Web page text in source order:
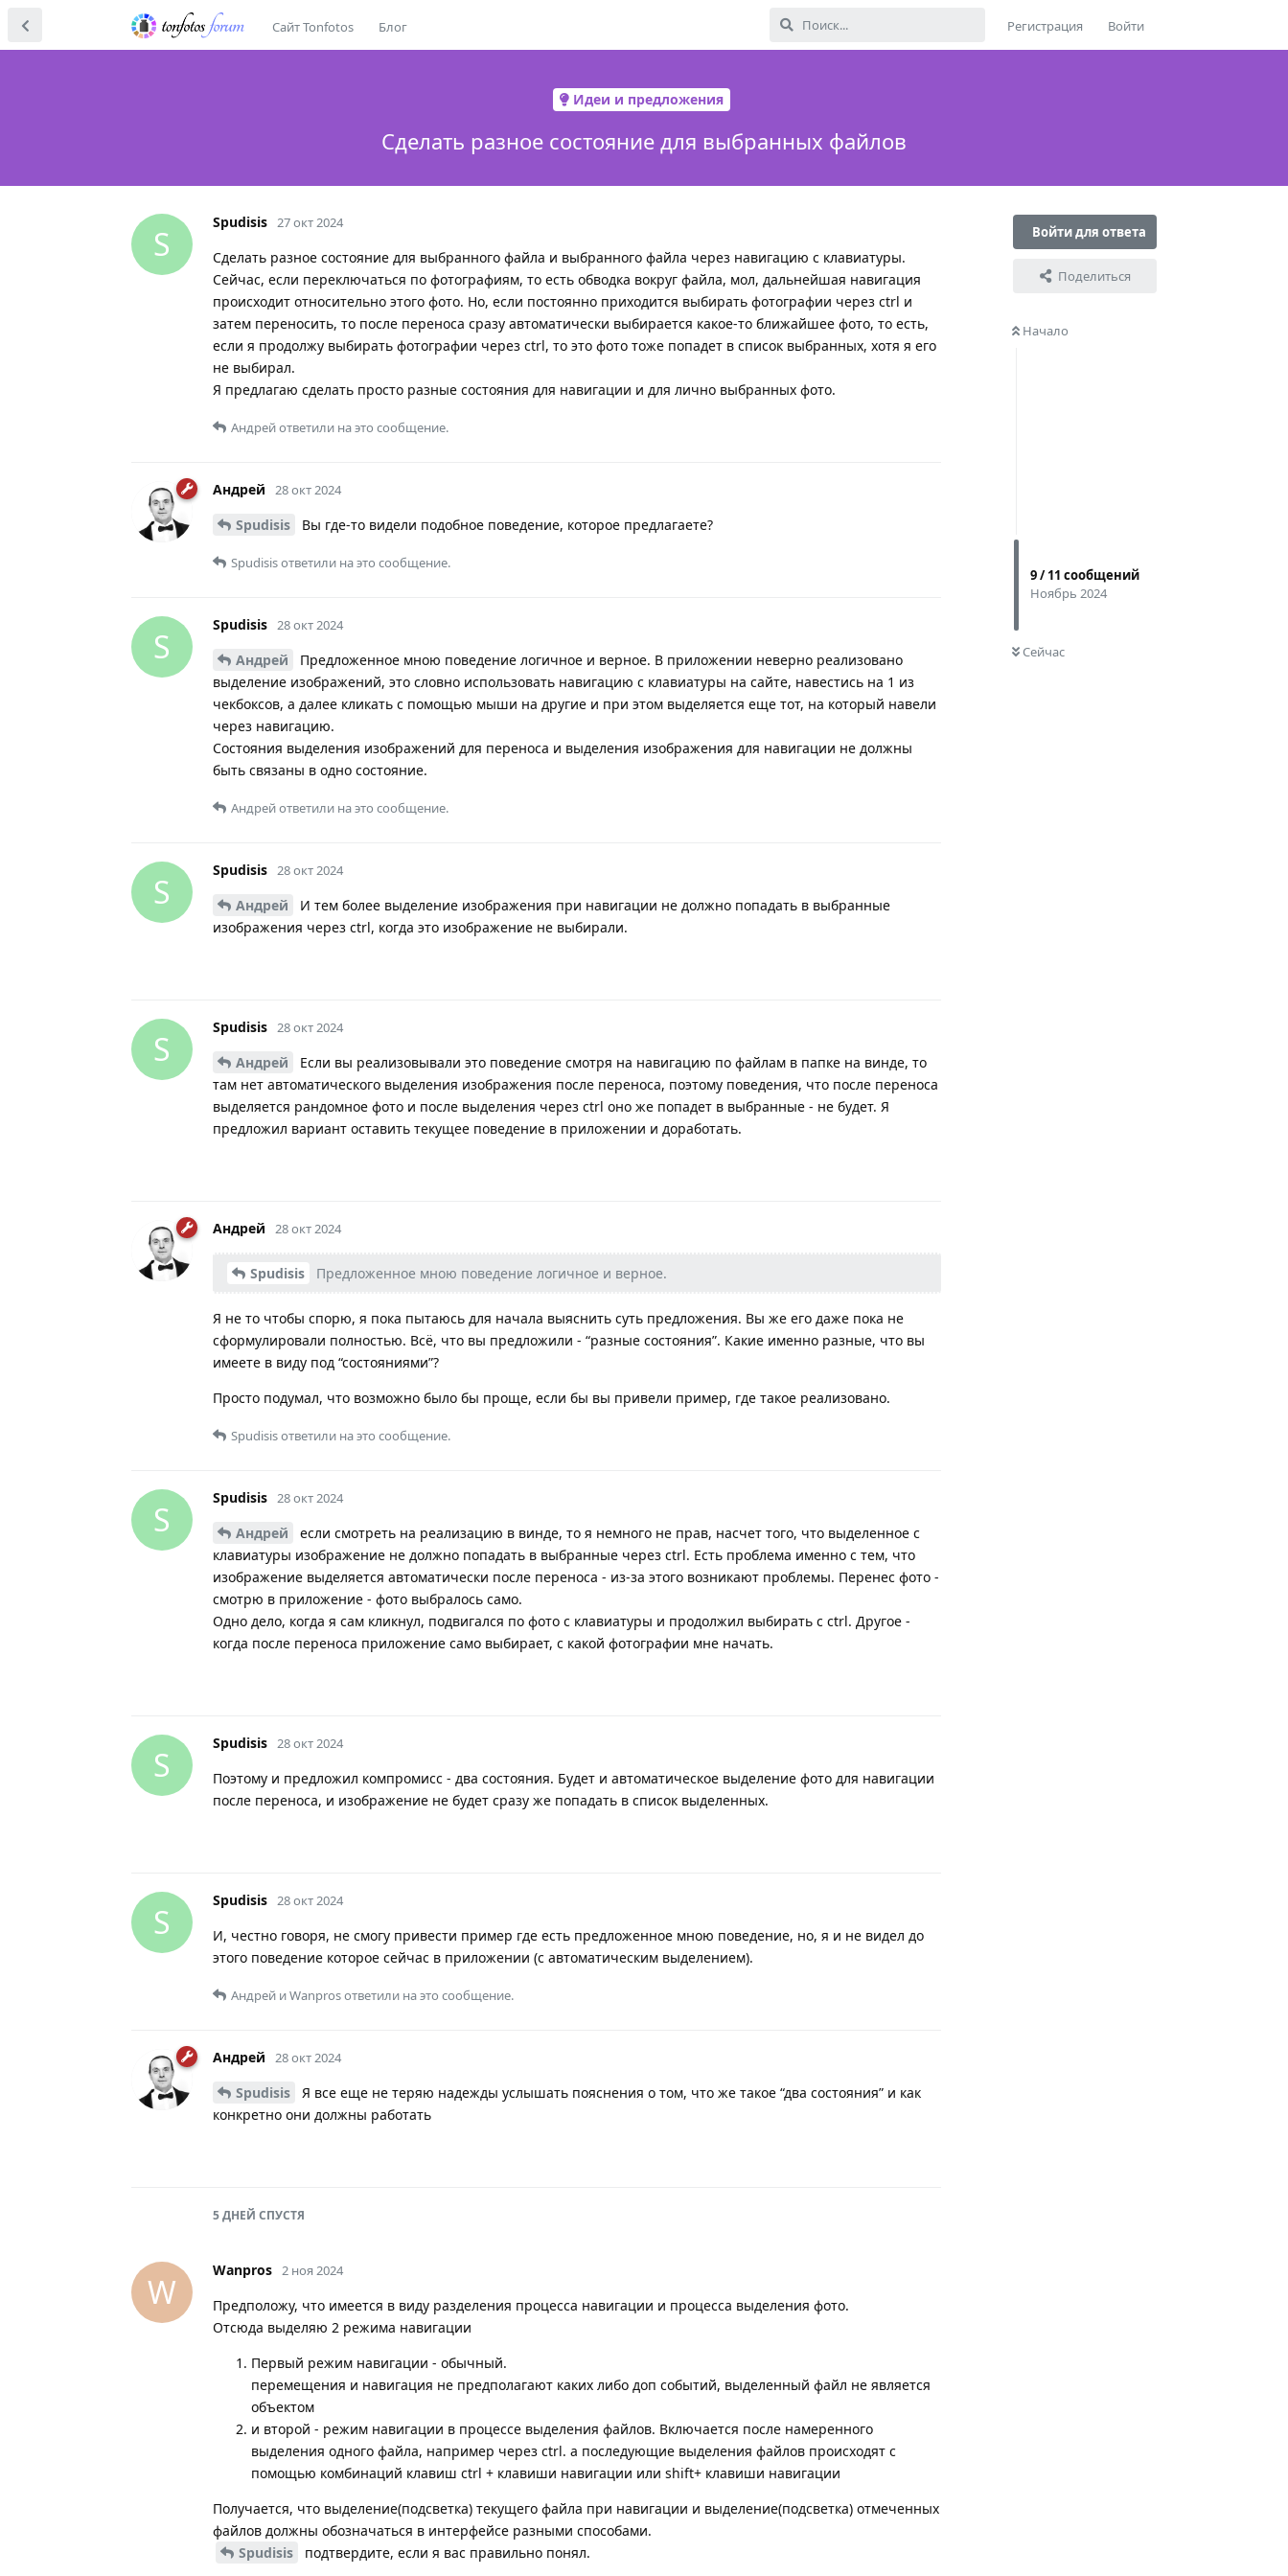
Сайт Tonfotos Блог Регистрация Войти
Идеи и предложения
Сделать разное состояние для выбранных файлов
Войти для ответа
Поделиться
Начало
9/11 сообщений
Ноябрь 2024
Сейчас
S
Spudisis 27 окт 2024
Сделать разное состояние для выбранного файла и выбранного файла через навигацию с клавиатуры.
Сейчас, если переключаться по фотографиям, то есть обводка вокруг файла, мол, дальнейшая навигация
происходит относительно этого фото. Но, если постоянно приходится выбирать фотографии через ctrl и
затем переносить, то после переноса сразу автоматически выбирается какое-то ближайшее фото, то есть,
если я продолжу выбирать фотографии через ctrl, то это фото тоже попадет в список выбранных, хотя я его
не выбирал.
Я предлагаю сделать просто разные состояния для навигации и для лично выбранных фото.
Андрейответили на это сообщение.
Андрей 28 окт 2024
Spudisis Вы где-то видели подобное поведение, которое предлагаете?
Spudisisответили на это сообщение.
S
Spudisis 28 окт 2024
Андрей
Предложенное мною поведение логичное и верное. В приложении неверно реализовано
выделение изображений, это словно использовать навигацию с клавиатуры на сайте, навестись на 1 из
чекбоксов, а далее кликать с помощью мыши на другие и при этом выделяется еще тот, на который навели
через навигацию.
Состояния выделения изображений для переноса и выделения изображения для навигации не должны
быть связаны в одно состояние.
Андрейответили на это сообщение.
S
Spudisis 28 окт 2024
Андрей
И тем более выделение изображения при навигации не должно попадать в выбранные
изображения через ctrl, когда это изображение не выбирали.
S
Spudisis 28 окт 2024
Андрей
Если вы реализовывали это поведение смотря на навигацию по файлам в папке на винде, то
там нет автоматического выделения изображения после переноса, поэтому поведения, что после переноса
выделяется рандомное фото и после выделения через ctrl оно же попадет в выбранные - не будет. Я
предложил вариант оставить текущее поведение в приложении и доработать.
Андрей 28 окт 2024
Spudisis Предложенное мною поведение логичное и верное.
Я не то чтобы спорю, я пока пытаюсь для начала выяснить суть предложения. Вы же его даже пока не
сформулировали полностью. Всё, что вы предложили - “разные состояния”. Какие именно разные, что вы
имеете в виду под “состояниями”?
Просто подумал, что возможно было бы проще, если бы вы привели пример, где такое реализовано.
Spudisisответили на это сообщение.
S
Spudisis 28 окт 2024
Андрей
если смотреть на реализацию в винде, то я немного не прав, насчет того, что выделенное с
клавиатуры изображение не должно попадать в выбранные через ctrl. Есть проблема именно с тем, что
изображение выделяется автоматически после переноса - из-за этого возникают проблемы. Перенес фото -
смотрю в приложение - фото выбралось само.
Одно дело, когда я сам кликнул, подвигался по фото с клавиатуры и продолжил выбирать с ctrl. Другое -
когда после переноса приложение само выбирает, с какой фотографии мне начать.
S
Spudisis 28 окт 2024
Поэтому и предложил компромисс - два состояния. Будет и автоматическое выделение фото для навигации
после переноса, и изображение не будет сразу же попадать в список выделенных.
S
Spudisis 28 окт 2024
И, честно говоря, не смогу привести пример где есть предложенное мною поведение, но, я и не видел до
этого поведение которое сейчас в приложении (с автоматическим выделением).
Андрей иWanprosответили на это сообщение.
Андрей 28 окт 2024
Spudisis
Я все еще не теряю надежды услышать пояснения о том, что же такое “два состояния” и как
конкретно они должны работать
5 ДНЕЙ СПУСТЯ
W
Wanpros 2 ноя 2024
Предположу, что имеется в виду разделения процесса навигации и процесса выделения фото.
Отсюда выделяю 2 режима навигации
Первый режим навигации - обычный.
перемещения и навигация не предполагают каких либо доп событий, выделенный файл не является
объектом
и второй - режим навигации в процессе выделения файлов. Включается после намеренного
выделения одного файла, например через ctrl. а последующие выделения файлов происходят с
помощью комбинаций клавиш ctrl + клавиши навигации или shift+ клавиши навигации
Получается, что выделение(подсветка) текущего файла при навигации и выделение(подсветка) отмеченных
файлов должны обозначаться в интерфейсе разными способами.
Spudisis
подтвердите, если я вас правильно понял.